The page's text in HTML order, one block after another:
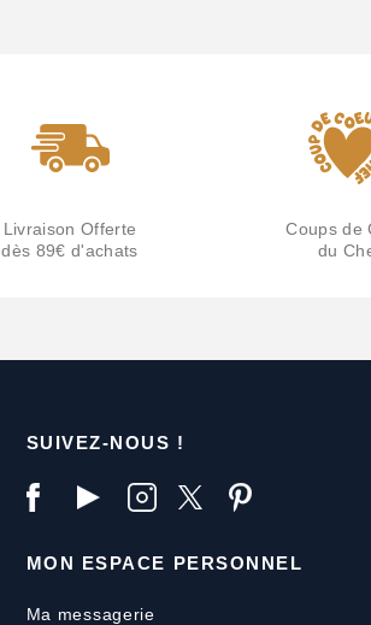
Livraison Offerte
dès 89€ d'achats
Coups de
du
SUIVEZ-NOUS !
MON ESPACE PERSONNEL
Ma messagerie